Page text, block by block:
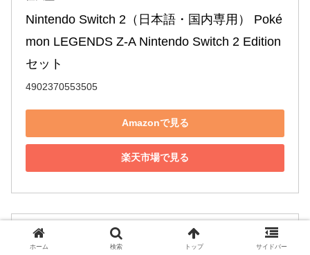
Nintendo Switch 2（日本語・国内専用） Poké
mon LEGENDS Z-A Nintendo Switch 2 Edition
セット
4902370553505
Amazonで見る
楽天市場で見る
ホーム 検索 トップ サイドバー